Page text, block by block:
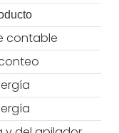
contable